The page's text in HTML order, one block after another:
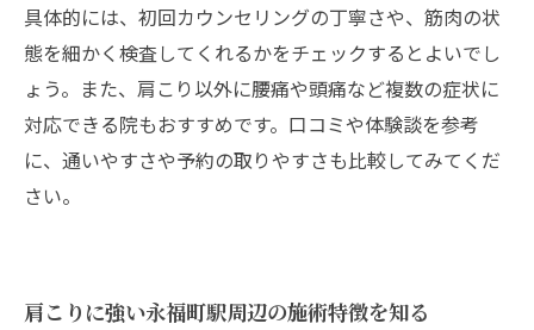
姿勢や生活習慣が肩こりに及ぼす影響
肩こり解消のための施術選びのコツ
肩こりに効く整体や整骨院の選び方ポイン
ト
肩こり専門の施術院を選ぶ際の注意点
具体的には、初回カウンセリングの丁寧さや、筋肉の状
態を細かく検査してくれるかをチェックするとよいでし
ょう。また、肩こり以外に腰痛や頭痛など複数の症状に
対応できる院もおすすめです。口コミや体験談を参考
に、通いやすさや予約の取りやすさも比較してみてくだ
さい。
肩こりに強い永福町駅周辺の施術特徴を知る